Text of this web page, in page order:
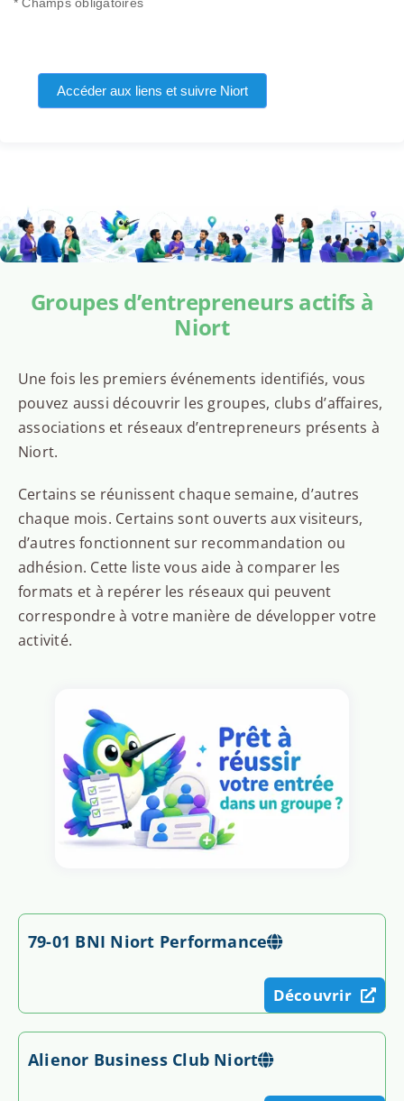
Accéder aux liens et suivre Niort
Groupes d’entrepreneurs actifs à
Niort
Une fois les premiers événements identifiés, vous
pouvez aussi découvrir les groupes, clubs d’affaires,
associations et réseaux d’entrepreneurs présents à
Niort.
Certains se réunissent chaque semaine, d’autres
chaque mois. Certains sont ouverts aux visiteurs,
d’autres fonctionnent sur recommandation ou
adhésion. Cette liste vous aide à comparer les
formats et à repérer les réseaux qui peuvent
correspondre à votre manière de développer votre
activité.
79-01 BNI Niort Performance
Découvrir
Alienor Business Club Niort